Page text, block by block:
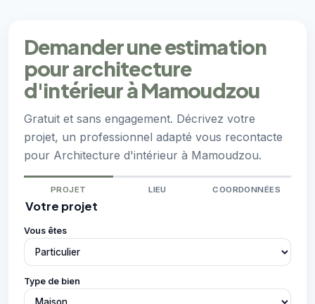
Demander une estimation
pour architecture
d'intérieur à Mamoudzou
Gratuit et sans engagement. Décrivez votre
projet, un professionnel adapté vous recontacte
pour Architecture d'intérieur à Mamoudzou.
PROJET LIEU COORDONNÉES
Votre projet
Vous êtes
Type de bien